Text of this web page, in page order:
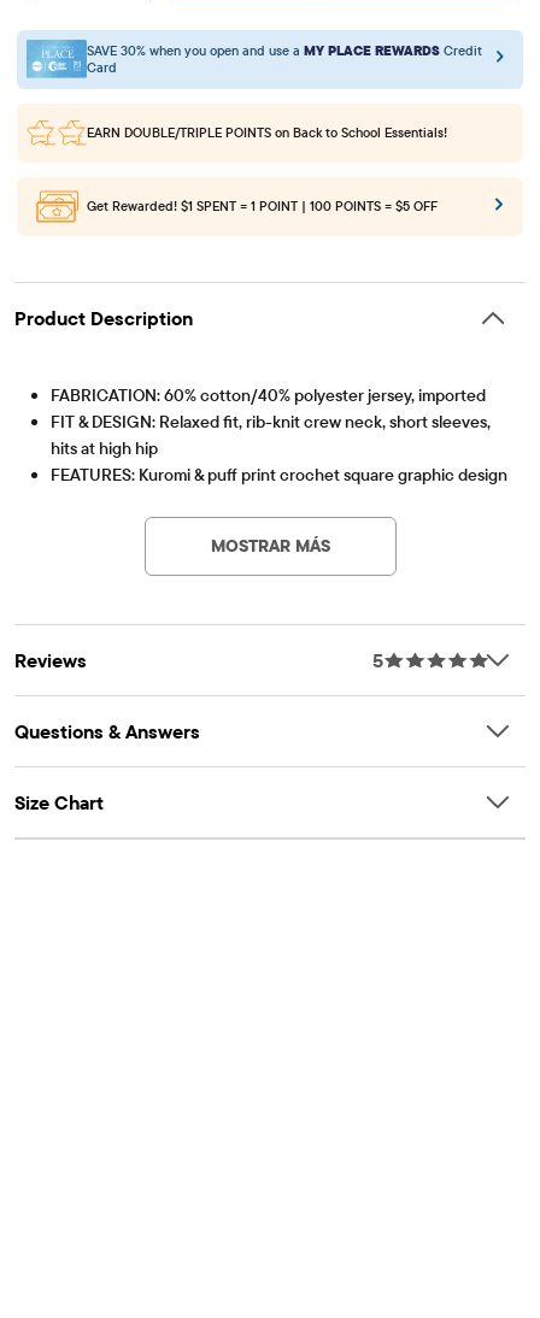
SAVE 30% when you open and use a MY PLACE REWARDS Credit
Card
EARN DOUBLE/TRIPLE POINTS on Back to School Essentials!
Get Rewarded! $1 SPENT = 1 POINT | 100 POINTS = $5 OFF
Product Description
FABRICATION: 60% cotton/40% polyester jersey, imported
FIT & DESIGN: Relaxed fit, rib-knit crew neck, short sleeves,
hits at high hip
FEATURES: Kuromi & puff print crochet square graphic design
Friends' graphic design
MOSTRAR MÁS
Reviews 5
Questions & Answers
Size Chart